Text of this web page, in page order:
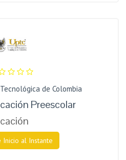
de Colombia
Preescolar
Inicio al Instante